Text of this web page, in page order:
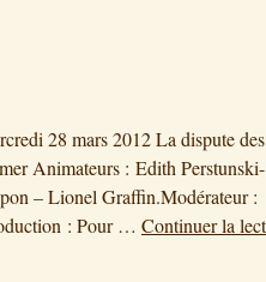
28 mars 2012 La dispute des
Animateurs : Edith Perstunski-
– Lionel Graffin.Modérateur :
: Pour … Continuer la